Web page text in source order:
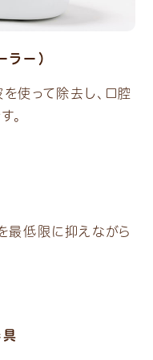
ラー）
使って除去し、口腔
。
最低限に抑えながら